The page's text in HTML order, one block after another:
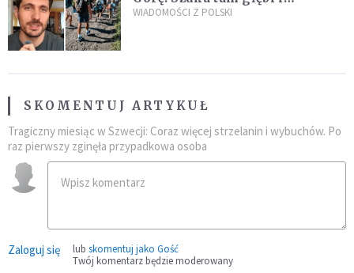
spotkania
WIADOMOŚCI Z POLSKI
SKOMENTUJ ARTYKUŁ
Tragiczny miesiąc w Szwecji: Coraz więcej strzelanin i wybuchów. Po
raz pierwszy zginęła przypadkowa osoba
Zaloguj się lub skomentuj jako Gość
Twój komentarz będzie moderowany